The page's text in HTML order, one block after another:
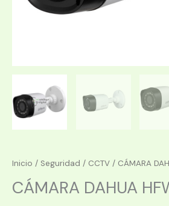
Inicio / Seguridad / CCTV / CÁMARA
CÁMARA DAHUA